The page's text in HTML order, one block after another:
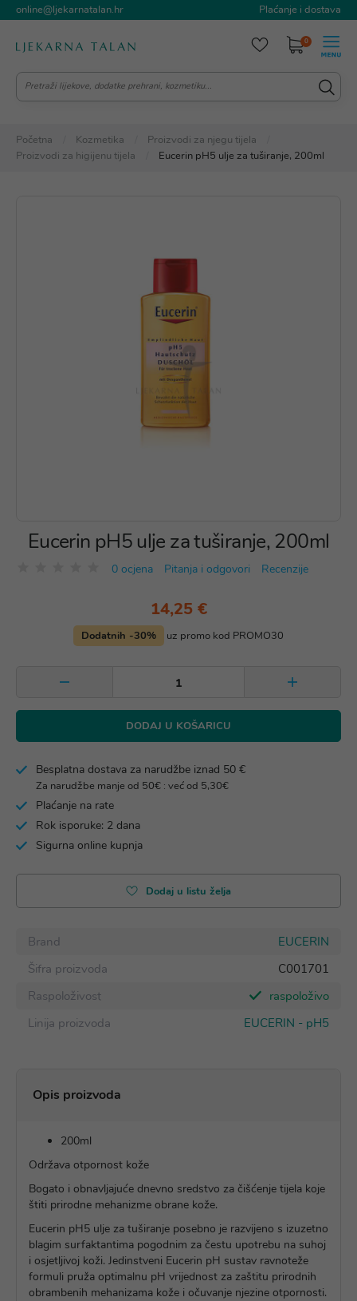
online@ljekarnatalan.hr Plaćanje i dostava
0
Početna Kozmetika
Proizvodi za njegu tijela
Proizvodi za higijenu tijela
Eucerin pH5 ulje za tuširanje, 200ml
Eucerin pH5 ulje za tuširanje, 200ml
0 ocjena Pitanja i odgovori Recenzije
14,25 €
Dodatnih -30% uz promo kod PROMO30
DODAJ U KOŠARICU
Besplatna dostava za narudžbe iznad 50 €
Za narudžbe manje od 50€ : već od 5,30€
Plaćanje na rate
Rok isporuke: 2 dana
Sigurna online kupnja
Dodaj u listu želja
Brand
EUCERIN
Šifra proizvoda
C001701
Raspoloživost
raspoloživo
Linija proizvoda
EUCERIN - pH5
Opis proizvoda
200ml
Održava otpornost kože
Bogato i obnavljajuće dnevno sredstvo za čišćenje tijela koje
štiti prirodne mehanizme obrane kože.
Eucerin pH5 ulje za tuširanje posebno je razvijeno s izuzetno
blagim surfaktantima pogodnim za čestu upotrebu na suhoj
i osjetljivoj koži. Jedinstveni Eucerin pH sustav ravnoteže
formuli pruža optimalnu pH vrijednost za zaštitu prirodnih
obrambenih mehanizama kože i očuvanje njezine otpornosti.